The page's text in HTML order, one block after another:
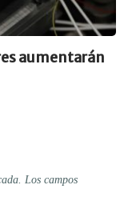
aumentarán
Los campos